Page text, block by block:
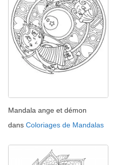
Mandala ange et démon
dans Coloriages de Mandalas